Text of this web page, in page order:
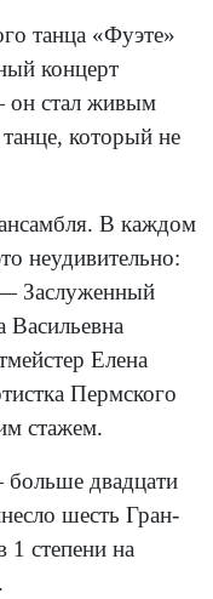
танца «Фуэте»
концерт
он стал живым
который не
В каждом
неудивительно:
Заслуженный
Васильевна
Елена
Пермского
стажем.
больше двадцати
шесть Гран-
1 степени на